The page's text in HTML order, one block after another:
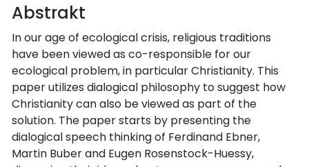
Abstrakt
In our age of ecological crisis, religious traditions
have been viewed as co-responsible for our
ecological problem, in particular Christianity. This
paper utilizes dialogical philosophy to suggest how
Christianity can also be viewed as part of the
solution. The paper starts by presenting the
dialogical speech thinking of Ferdinand Ebner,
Martin Buber and Eugen Rosenstock-Huessy,